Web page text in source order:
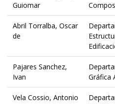
Guiomar
Abril Torralba, Oscar
de
Pajares Sanchez,
Ivan
Gráfica
Vela Cossio, Antonio